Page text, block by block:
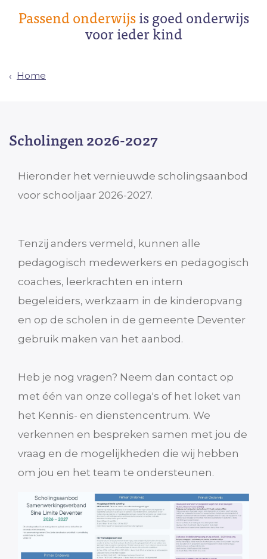
Passend onderwijsis goed onderwijs
voor ieder kind
Home
Scholingen 2026-2027
Hieronder het vernieuwde scholingsaanbod
voor schooljaar 2026-2027.
Tenzij anders vermeld, kunnen alle
pedagogisch medewerkers en pedagogisch
coaches, leerkrachten en intern
begeleiders, werkzaam in de kinderopvang
en op de scholen in de gemeente Deventer
gebruik maken van het aanbod.
Heb je nog vragen? Neem dan contact op
met één van onze collega's of het loket van
het Kennis- en dienstencentrum. We
verkennen en bespreken samen met jou de
vraag en de mogelijkheden die wij hebben
om jou en het team te ondersteunen.